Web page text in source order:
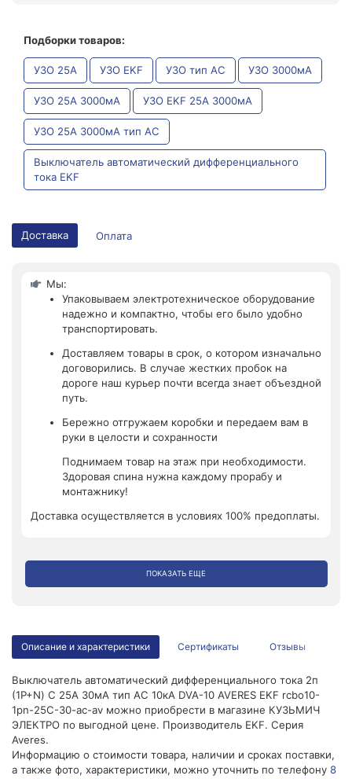
Подборки товаров:
УЗО 25А УЗО EKF УЗО тип AC УЗО 3000мА
УЗО 25А 3000мА УЗО EKF 25А 3000мА
УЗО 25А 3000мА тип AC
Выключатель автоматический дифференциального
тока EKF
Доставка Оплата
Мы:
Упаковываем электротехническое оборудование
надежно и компактно, чтобы его было удобно
транспортировать.
Доставляем товары в срок, о котором изначально
договорились. В случае жестких пробок на
дороге наш курьер почти всегда знает объездной
путь.
Бережно отгружаем коробки и передаем вам в
руки в целости и сохранности
Поднимаем товар на этаж при необходимости.
Здоровая спина нужна каждому прорабу и
монтажнику!
Доставка осуществляется в условиях 100% предоплаты.
ПОКАЗАТЬ ЕЩЕ
Описание и характеристики Сертификаты Отзывы
Выключатель автоматический дифференциального тока 2п
(1P+N) C 25А 30мА тип AC 10кА DVA-10 AVERES EKF rcbo10-
1pn-25C-30-ac-av можно приобрести в магазине КУЗЬМИЧ
ЭЛЕКТРО по выгодной цене. Производитель EKF. Серия
Averes.
Информацию о стоимости товара, наличии и сроках поставки,
а также фото, характеристики, можно уточнить по телефону 8